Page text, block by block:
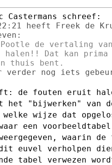
heeft Freek de
de vertaling van
halen!! Dat kan
verder nog iets
de fouten eruit
het "bijwerken" van
welke wijze dat
een
waarin
euvel verholpen
tabel verwezen